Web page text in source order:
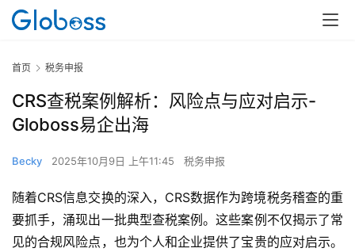
首页 税务申报
CRS查税案例解析：风险点与应对启示-
Globoss易企出海
Becky 2025年10月9日 上午11:45 税务申报
随着CRS信息交换的深入，CRS数据作为跨境税务稽查的重
要抓手，涌现出一批典型查税案例。这些案例不仅揭示了常
见的合规风险点，也为个人和企业提供了宝贵的应对启示。